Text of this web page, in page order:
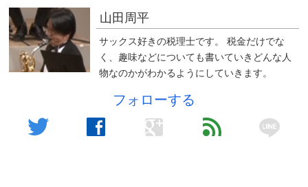
山田周平
サックス好きの税理士です。 税金だけでな
く、趣味などについても書いていきどんな人
物なのかがわかるようにしていきます。
フォローする
twitter facebook google feed line